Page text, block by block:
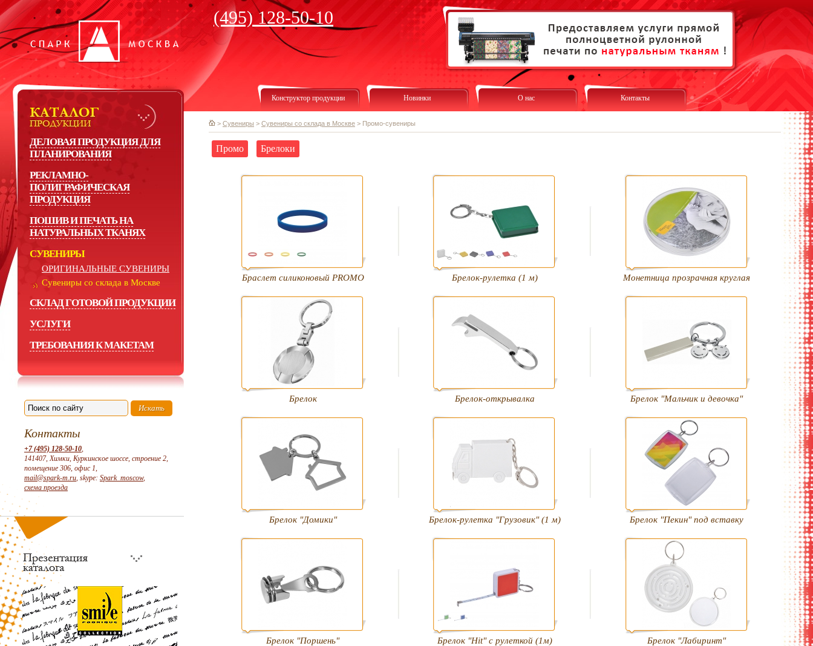
(495) 128-50-10
ДЕЛОВАЯ ПРОДУКЦИЯ ДЛЯ
ПЛАНИРОВАНИЯ
РЕКЛАМНО-
ПОЛИГРАФИЧЕСКАЯ
ПРОДУКЦИЯ
ПОШИВ И ПЕЧАТЬ НА
НАТУРАЛЬНЫХ ТКАНЯХ
СУВЕНИРЫ
ОРИГИНАЛЬНЫЕ СУВЕНИРЫ
Сувениры со склада в Москве
СКЛАД ГОТОВОЙ ПРОДУКЦИИ
УСЛУГИ
ТРЕБОВАНИЯ К МАКЕТАМ
Контакты
+7 (495) 128-50-10,
141407, Химки, Куркинское шоссе, строение 2,
помещение 306, офис 1,
mail@spark-m.ru, skype: Spark_moscow,
схема проезда
Конструктор продукции Новинки О нас Контакты
> Сувениры > Сувениры со склада в Москве > Промо-сувениры
Промо Брелоки
Браслет силиконовый PROMO Брелок-рулетка (1 м) Монетница прозрачная круглая
Брелок Брелок-открывалка Брелок "Мальчик и девочка"
Брелок "Домики" Брелок-рулетка "Грузовик" (1 м) Брелок "Пекин" под вставку
Брелок "Поршень" Брелок "Hit" с рулеткой (1м) Брелок "Лабиринт"